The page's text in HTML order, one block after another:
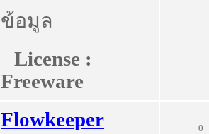
ข้อมูล
License :
Freeware
Flowkeeper
0